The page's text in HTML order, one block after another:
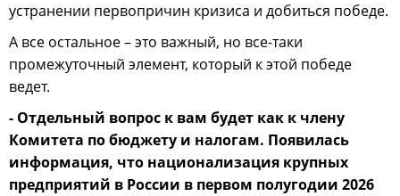
устранении первопричин кризиса и добиться победе.
А все остальное – это важный, но все-таки
промежуточный элемент, который к этой победе
ведет.
- Отдельный вопрос к вам будет как к члену
Комитета по бюджету и налогам. Появилась
информация, что национализация крупных
предприятий в России в первом полугодии 2026